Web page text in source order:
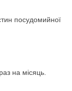
посудомийної
на місяць.